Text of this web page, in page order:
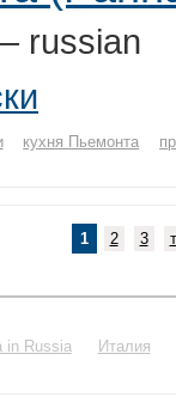
russian
кухня Пьемонта
1 2 3
in Russia Италия